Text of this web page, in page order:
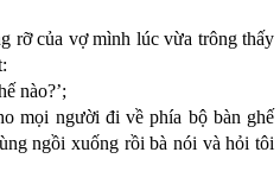
rỡ của vợ mình lúc vừa trông thấy
nào?’;
mọi người đi về phía bộ bàn ghế
ngồi xuống rồi bà nói và hỏi tôi